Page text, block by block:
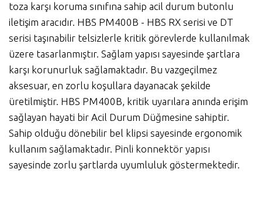
toza karşı koruma sınıfına sahip acil durum butonlu
iletişim aracıdır. HBS PM400B - HBS RX serisi ve DT
serisi taşınabilir telsizlerle kritik görevlerde kullanılmak
üzere tasarlanmıştır. Sağlam yapısı sayesinde şartlara
karşı korunurluk sağlamaktadır. Bu vazgeçilmez
aksesuar, en zorlu koşullara dayanacak şekilde
üretilmiştir. HBS PM400B, kritik uyarılara anında erişim
sağlayan hayati bir Acil Durum Düğmesine sahiptir.
Sahip olduğu dönebilir bel klipsi sayesinde ergonomik
kullanım sağlamaktadır. Pinli konnektör yapısı
sayesinde zorlu şartlarda uyumluluk göstermektedir.